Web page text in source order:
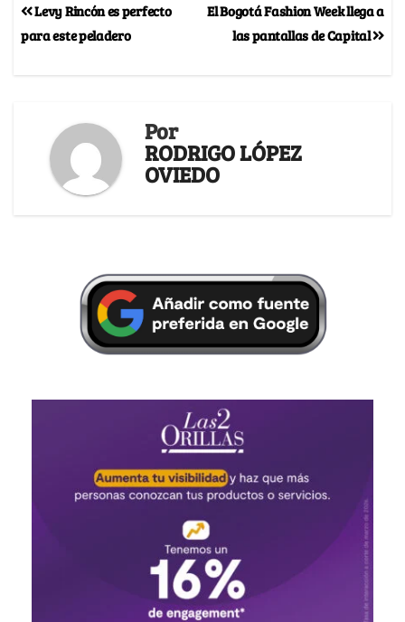
El Bogotá Fashion Week llega a
las pantallas de Capital
Levy Rincón es perfecto
para este peladero
Por
RODRIGO LÓPEZ
OVIEDO